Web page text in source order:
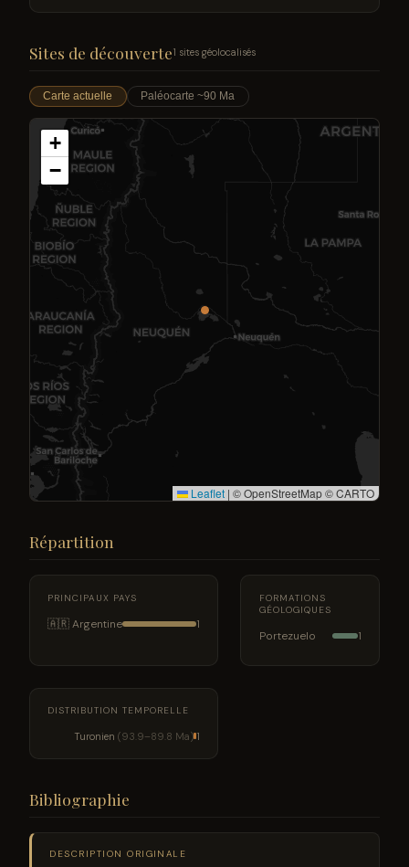
Sites de découverte1 sites géolocalisés
Carte actuelle Paléocarte ~90 Ma
+
−
Leaflet | © OpenStreetMap © CARTO
Répartition
PRINCIPAUX PAYS
🇦🇷 Argentine 1
FORMATIONS
GÉOLOGIQUES
Portezuelo 1
DISTRIBUTION TEMPORELLE
Turonien (93.9–89.8 Ma) 1
Bibliographie
DESCRIPTION ORIGINALE